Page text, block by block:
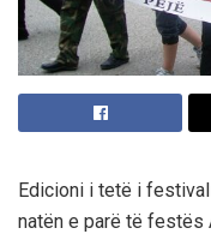
Edicioni i tetë i
natën e parë të festës